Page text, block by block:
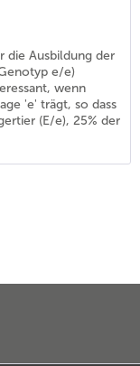
die Ausbildung der
e/e)
wenn
'e' trägt, so dass
(E/e), 25% der